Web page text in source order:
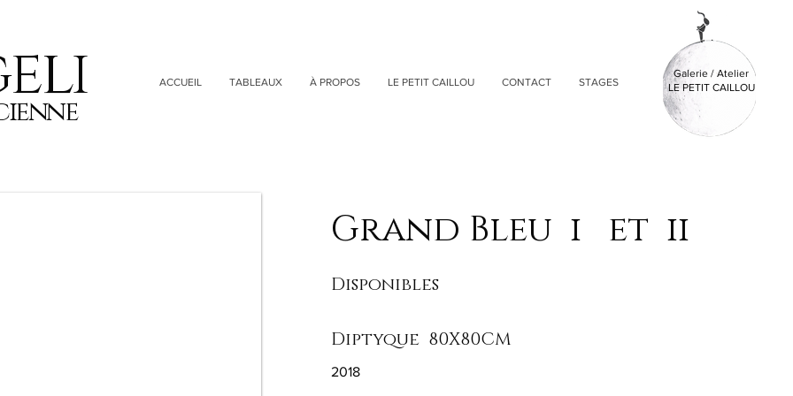
ACCUEIL TABLEAUX À PROPOS LE PETIT CAILLOU CONTACT STAGES
Galerie / Atelier
LE PETIT CAILLOU
Grand Bleu i et ii
Disponibles
Diptyque 80X80CM
2018